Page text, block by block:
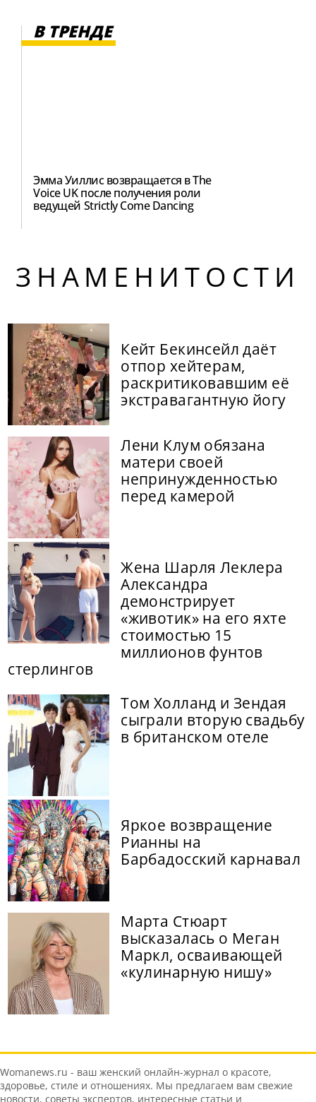
В ТРЕНДЕ
Эмма Уиллис возвращается в The
Voice UK после получения роли
ведущей Strictly Come Dancing
ЗНАМЕНИТОСТИ
Кейт Бекинсейл даёт
отпор хейтерам,
раскритиковавшим её
экстравагантную йогу
Лени Клум обязана
матери своей
непринужденностью
перед камерой
Жена Шарля Леклера
Александра
демонстрирует
«животик» на его яхте
стоимостью 15
миллионов фунтов
стерлингов
Том Холланд и Зендая
сыграли вторую свадьбу
в британском отеле
Яркое возвращение
Рианны на
Барбадосский карнавал
Марта Стюарт
высказалась о Меган
Маркл, осваивающей
«кулинарную нишу»
Womanews.ru - ваш женский онлайн-журнал о красоте,
здоровье, стиле и отношениях. Мы предлагаем вам свежие
новости, советы экспертов, интересные статьи и